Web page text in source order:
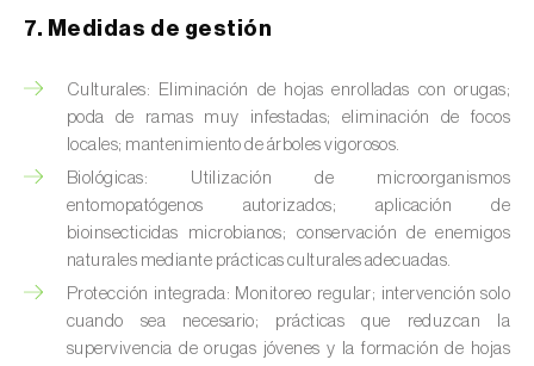
Chinche roja ( Pyrrhocoris apterus
Cicadas ( Jacobiasca lybica, Scaphoideus
titanus e Empoasca spp. )
Cigarra espumosa ( Philaenus spumarius)
Cochinilla de Comstock (Pseudococcus
comstocki)
Cochinilla de los cítricos ( Planococcus citri )
7. Medidas de gestión
Culturales: Eliminación de hojas enrolladas con orugas;
poda de ramas muy infestadas; eliminación de focos
locales; mantenimiento de árboles vigorosos.
Biológicas: Utilización de microorganismos
entomopatógenos autorizados; aplicación de
bioinsecticidas microbianos; conservación de enemigos
naturales mediante prácticas culturales adecuadas.
Protección integrada: Monitoreo regular; intervención solo
cuando sea necesario; prácticas que reduzcan la
supervivencia de orugas jóvenes y la formación de hojas